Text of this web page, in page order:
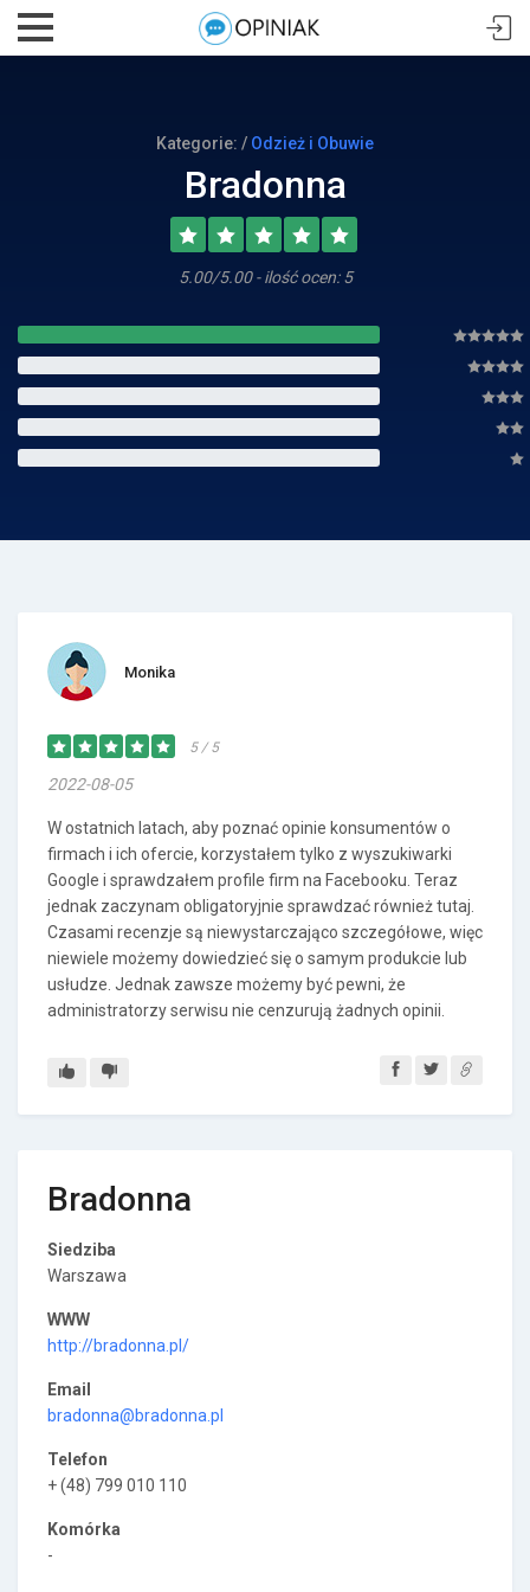
Kategorie: / Odzież i Obuwie
Bradonna
5.00/5.00 - ilość ocen: 5
Monika
5 / 5
2022-08-05
W ostatnich latach, aby poznać opinie konsumentów o
firmach i ich ofercie, korzystałem tylko z wyszukiwarki
Google i sprawdzałem profile firm na Facebooku. Teraz
jednak zaczynam obligatoryjnie sprawdzać również tutaj.
Czasami recenzje są niewystarczająco szczegółowe, więc
niewiele możemy dowiedzieć się o samym produkcie lub
usłudze. Jednak zawsze możemy być pewni, że
administratorzy serwisu nie cenzurują żadnych opinii.
Bradonna
Siedziba
Warszawa
WWW
http://bradonna.pl/
Email
bradonna@bradonna.pl
Telefon
+ (48) 799 010 110
Komórka
-